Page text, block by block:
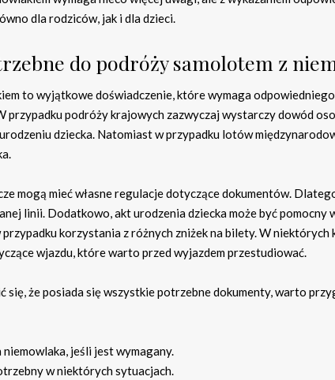
dla rodziców, jak i dla dzieci.
do podróży samolotem z
to wyjątkowe doświadczenie, które wymaga
przypadku podróży krajowych zazwyczaj wystarczy dowód
dziecka. Natomiast w przypadku lotów
mogą mieć własne regulacje dotyczące dokumentów.
linii. Dodatkowo, akt urodzenia dziecka może być pomocny
przypadku korzystania z różnych zniżek na bilety. W
wjazdu, które warto przed wyjazdem przestudiować.
się, że posiada się wszystkie potrzebne dokumenty, warto
jeśli jest wymagany.
w niektórych sytuacjach.